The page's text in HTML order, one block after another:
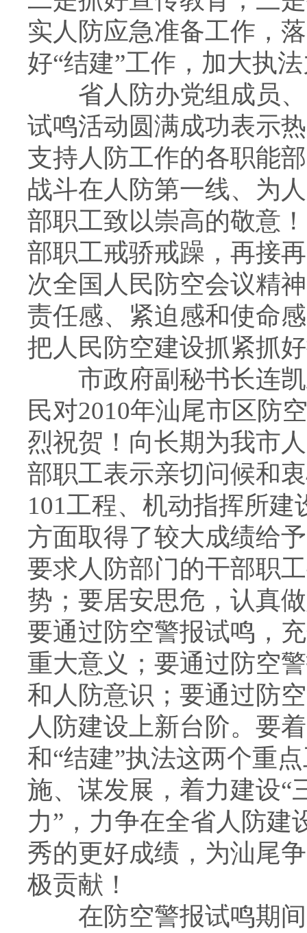
实人防应急准备工作，
好“结建”工作，加大执
省人防办党组成员、
试鸣活动圆满成功表示
支持人防工作的各职能
战斗在人防第一线、为
部职工致以崇高的敬意
部职工戒骄戒躁，再接
次全国人民防空会议精
责任感、紧迫感和使命
把人民防空建设抓紧抓
市政府副秘书长连凯
民对2010年汕尾市区防
烈祝贺！向长期为我市
部职工表示亲切问候和
101工程、机动指挥所建
方面取得了较大成绩给
要求人防部门的干部职
势；要居安思危，认真
要通过防空警报试鸣，
重大意义；要通过防空
和人防意识；要通过防
人防建设上新台阶。要
和“结建”执法这两个重
施、谋发展，着力建设“
力”，力争在全省人防建
秀的更好成绩，为汕尾
极贡献！
在防空警报试鸣期间